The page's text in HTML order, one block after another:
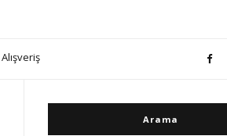
Alışveriş
Arama